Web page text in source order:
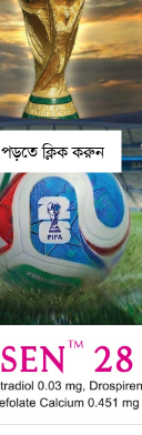
পড়তে ক্লিক করুন